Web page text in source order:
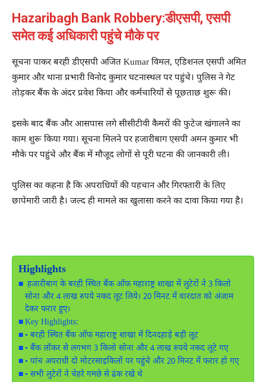
Hazaribagh Bank Robbery:डीएसपी, एसपी
समेत कई अधिकारी पहुंचे मौके पर
सूचना पाकर बरही डीएसपी अजित Kumar विमल, एडिशनल एसपी अमित
कुमार और थाना प्रभारी विनोद कुमार घटनास्थल पर पहुंचे। पुलिस ने गेट
तोड़कर बैंक के अंदर प्रवेश किया और कर्मचारियों से पूछताछ शुरू की।
इसके बाद बैंक और आसपास लगे सीसीटीवी कैमरों की फुटेज खंगालने का
काम शुरू किया गया। सूचना मिलने पर हजारीबाग एसपी अमन कुमार भी
मौके पर पहुंचे और बैंक में मौजूद लोगों से पूरी घटना की जानकारी ली।
पुलिस का कहना है कि अपराधियों की पहचान और गिरफ्तारी के लिए
छापेमारी जारी है। जल्द ही मामले का खुलासा करने का दावा किया गया है।
Highlights
हजारीबाग के बरही स्थित बैंक ऑफ महाराष्ट्र शाखा में लुटेरों ने 3 किलो
सोना और 4 लाख रुपये नकद लूट लिये। 20 मिनट में वारदात को अंजाम
देकर फरार हुए।
Key Highlights:
• बरही स्थित बैंक ऑफ महाराष्ट्र शाखा में दिनदहाड़े बड़ी लूट
• बैंक लॉकर से लगभग 3 किलो सोना और 4 लाख रुपये नकद लूटे गए
• पांच अपराधी दो मोटरसाइकिलों पर पहुंचे और 20 मिनट में फरार हो गए
• सभी लुटेरों ने चेहरे गमछे से ढंक रखे थे